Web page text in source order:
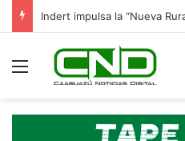
Menú